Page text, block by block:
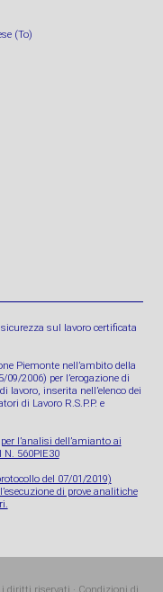
(To)
sul lavoro certificata
Piemonte nell’ambito della
2006) per l’erogazione di
lavoro, inserita nell’elenco dei
di Lavoro R.S.P.P. e
l’analisi dell’amianto ai
560PIE30
del 07/01/2019)
di prove analitiche
i diritti riservati · Condizioni di